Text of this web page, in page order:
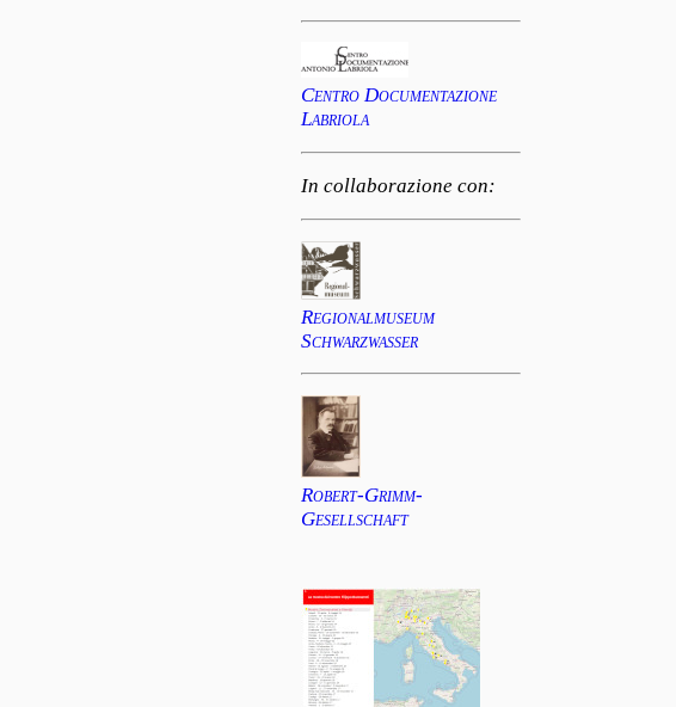
Centro Documentazione
Labriola
In collaborazione con:
Regionalmuseum
Schwarzwasser
Robert-Grimm-
Gesellschaft